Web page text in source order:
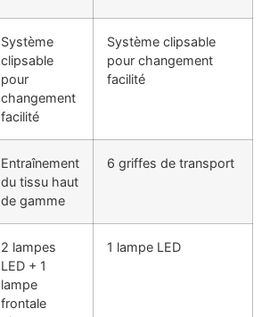
Système
clipsable
pour
changement
facilité
Système clipsable
pour changement
facilité
Entraînement
du tissu haut
de gamme
6 griffes de transport
2 lampes
LED + 1
lampe
frontale
1 lampe LED